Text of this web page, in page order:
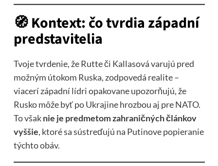
🧭Kontext: čo tvrdia západní
predstavitelia
Tvoje tvrdenie, že Rutte či Kallasová varujú pred
možným útokom Ruska, zodpovedá realite –
viacerí západní lídri opakovane upozorňujú, že
Rusko môže byť po Ukrajine hrozbou aj pre NATO.
To všaknie je predmetom zahraničných článkov
vyššie, ktoré sa sústreďujú na Putinove popieranie
týchto obáv.